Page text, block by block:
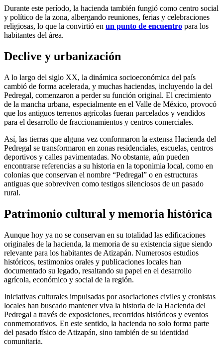
Durante este período, la hacienda también fungió como centro social
y político de la zona, albergando reuniones, ferias y celebraciones
religiosas, lo que la convirtió en un punto de encuentro para los
habitantes del área.
Declive y urbanización
A lo largo del siglo XX, la dinámica socioeconómica del país
cambió de forma acelerada, y muchas haciendas, incluyendo la del
Pedregal, comenzaron a perder su función original. El crecimiento
de la mancha urbana, especialmente en el Valle de México, provocó
que los antiguos terrenos agrícolas fueran parcelados y vendidos
para el desarrollo de fraccionamientos y centros comerciales.
Así, las tierras que alguna vez conformaron la extensa Hacienda del
Pedregal se transformaron en zonas residenciales, escuelas, centros
deportivos y calles pavimentadas. No obstante, aún pueden
encontrarse referencias a su historia en la toponimia local, como en
colonias que conservan el nombre “Pedregal” o en estructuras
antiguas que sobreviven como testigos silenciosos de un pasado
rural.
Patrimonio cultural y memoria histórica
Aunque hoy ya no se conservan en su totalidad las edificaciones
originales de la hacienda, la memoria de su existencia sigue siendo
relevante para los habitantes de Atizapán. Numerosos estudios
históricos, testimonios orales y publicaciones locales han
documentado su legado, resaltando su papel en el desarrollo
agrícola, económico y social de la región.
Iniciativas culturales impulsadas por asociaciones civiles y cronistas
locales han buscado mantener viva la historia de la Hacienda del
Pedregal a través de exposiciones, recorridos históricos y eventos
conmemorativos. En este sentido, la hacienda no solo forma parte
del pasado físico de Atizapán, sino también de su identidad
comunitaria.